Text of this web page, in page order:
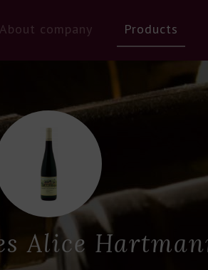
About company Products
Alice